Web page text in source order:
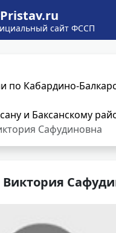
сайт ФССП
по Кабардино-
и Баксанскому
Сафудиновна